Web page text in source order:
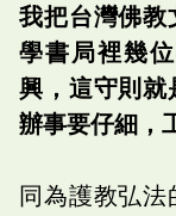
我把台灣佛教
學書局裡幾
興，這守則就
辦事要仔細，
同為護教弘